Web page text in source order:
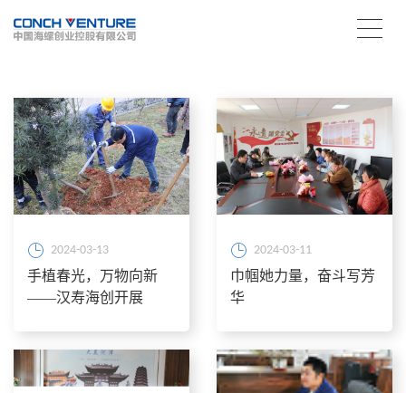
2024-03-13
手植春光，万物向新
——汉寿海创开展
2024-03-11
巾帼她力量，奋斗写芳
华